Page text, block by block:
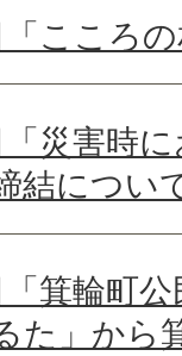
「こころ
「災害時
結につい
「箕輪町
た」から